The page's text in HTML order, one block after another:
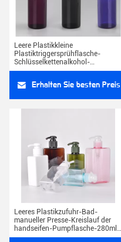
Leere Plastikkleine
Plastiktriggersprühflasche-
Schlüsselkettenalkohol-
Triggerspray der parfüm-
Erhalten Sie besten Preis
Leeres Plastikzufuhr-Bad-
manueller Presse-Kreislauf der
handseifen-Pumpflasche-280ml
9.4oz Petg